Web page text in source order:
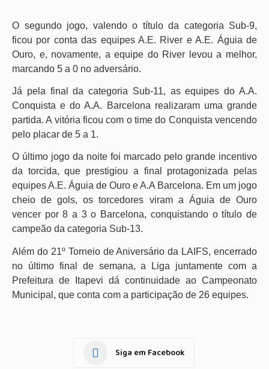
O segundo jogo, valendo o título da categoria Sub-9,
ficou por conta das equipes A.E. River e A.E. Águia de
Ouro, e, novamente, a equipe do River levou a melhor,
marcando 5 a 0 no adversário.
Já pela final da categoria Sub-11, as equipes do A.A.
Conquista e do A.A. Barcelona realizaram uma grande
partida. A vitória ficou com o time do Conquista vencendo
pelo placar de 5 a 1.
O último jogo da noite foi marcado pelo grande incentivo
da torcida, que prestigiou a final protagonizada pelas
equipes A.E. Águia de Ouro e A.A Barcelona. Em um jogo
cheio de gols, os torcedores viram a Águia de Ouro
vencer por 8 a 3 o Barcelona, conquistando o título de
campeão da categoria Sub-13.
Além do 21º Torneio de Aniversário da LAIFS, encerrado
no último final de semana, a Liga juntamente com a
Prefeitura de Itapevi dá continuidade ao Campeonato
Municipal, que conta com a participação de 26 equipes.
Siga em Facebook